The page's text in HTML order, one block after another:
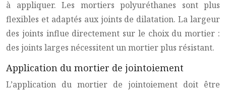
à appliquer. Les mortiers polyuréthanes sont plus
flexibles et adaptés aux joints de dilatation. La largeur
des joints influe directement sur le choix du mortier :
des joints larges nécessitent un mortier plus résistant.
Application du mortier de jointoiement
L’application du mortier de jointoiement doit être